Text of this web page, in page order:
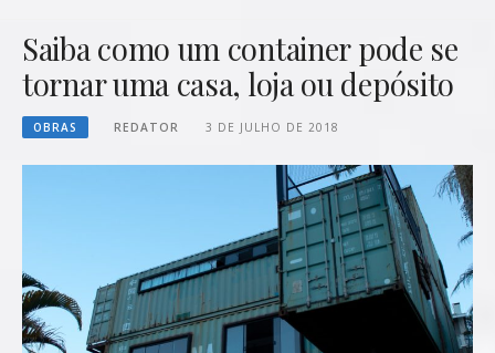
Saiba como um container pode se
tornar uma casa, loja ou depósito
OBRAS REDATOR 3 DE JULHO DE 2018